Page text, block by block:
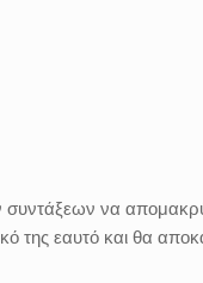
να
της εαυτό και θα